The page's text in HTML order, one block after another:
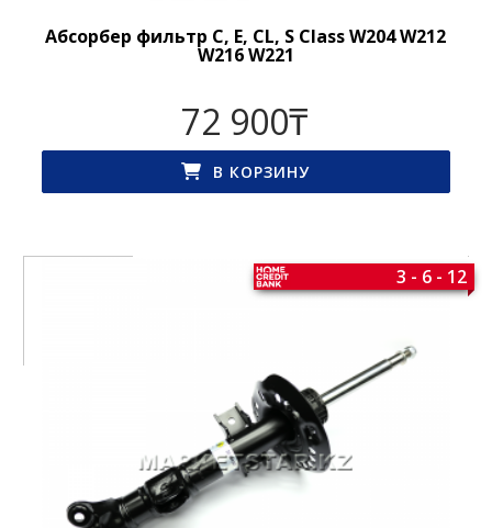
Абсорбер фильтр C, E, CL, S Class W204 W212
W216 W221
72 900₸
В КОРЗИНУ
3 - 6 - 12